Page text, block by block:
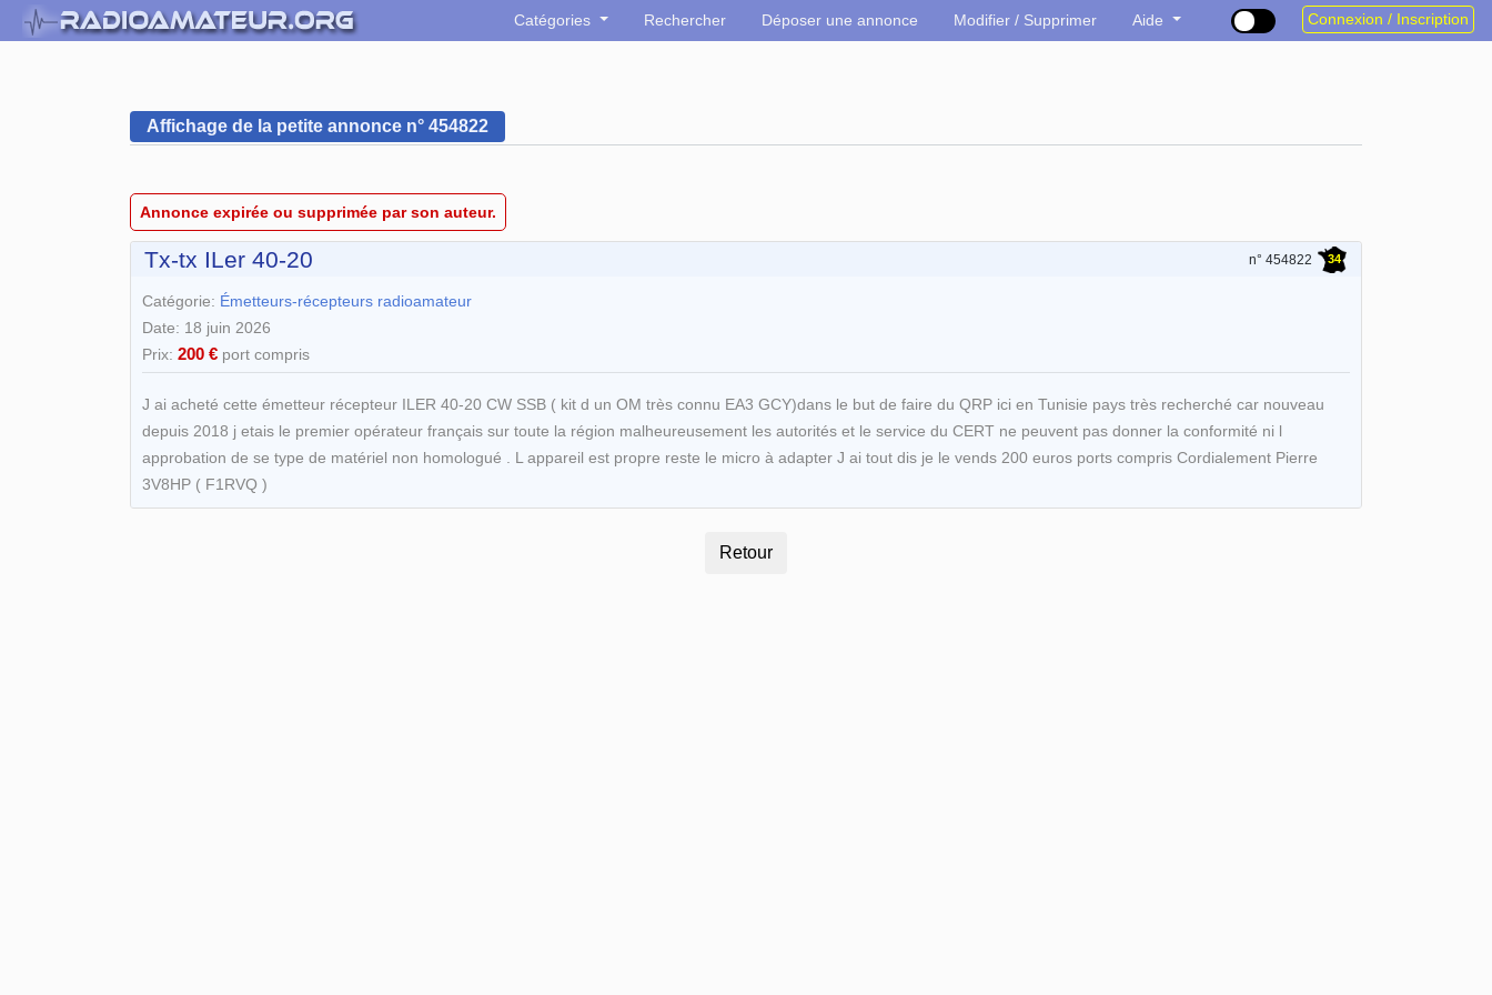
Catégories Rechercher Déposer une annonce Modifier / Supprimer Aide Connexion / Inscription
Affichage de la petite annonce n° 454822
Annonce expirée ou supprimée par son auteur.
Tx-tx ILer 40-20 n° 454822 34
Catégorie: Émetteurs-récepteurs radioamateur
Date: 18 juin 2026
Prix: 200 € port compris
J ai acheté cette émetteur récepteur ILER 40-20 CW SSB ( kit d un OM très connu EA3 GCY)dans le but de faire du QRP ici en Tunisie pays très recherché car nouveau
depuis 2018 j etais le premier opérateur français sur toute la région malheureusement les autorités et le service du CERT ne peuvent pas donner la conformité ni l
approbation de se type de matériel non homologué . L appareil est propre reste le micro à adapter J ai tout dis je le vends 200 euros ports compris Cordialement Pierre
3V8HP ( F1RVQ )